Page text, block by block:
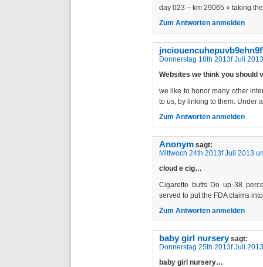
day 023 – km 29065 « taking
Zum Antworten anmelden
Donnerstag 18th 2013f Juli
Websites we think you should
we like to honor many other
to us, by linking to them. Under
Zum Antworten anmelden
Anonym sagt:
Mittwoch 24th 2013f Juli 2013
cloud e cig…
Cigarette butts Do up 38
served to put the FDA claims
Zum Antworten anmelden
baby girl nursery sagt:
Donnerstag 25th 2013f Juli
baby girl nursery…